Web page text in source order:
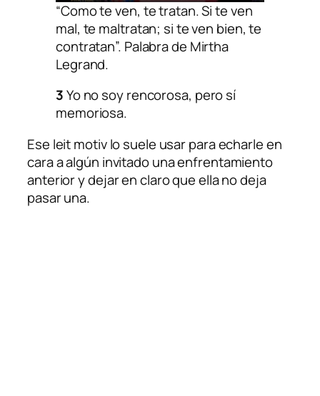
“Como te ven, te tratan. Si te ven
mal, te maltratan; si te ven bien, te
contratan”. Palabra de Mirtha
Legrand.
3Yo no soy rencorosa, pero sí
memoriosa.
Ese leit motiv lo suele usar para echarle en
cara a algún invitado una enfrentamiento
anterior y dejar en claro que ella no deja
pasar una.